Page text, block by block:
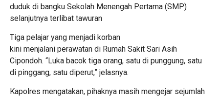
duduk di bangku Sekolah Menengah Pertama (SMP)
selanjutnya terlibat tawuran
Tiga pelajar yang menjadi korban
kini menjalani perawatan di Rumah Sakit Sari Asih
Cipondoh. “Luka bacok tiga orang, satu di punggung, satu
di pinggang, satu diperut,” jelasnya.
Kapolres mengatakan, pihaknya masih mengejar sejumlah